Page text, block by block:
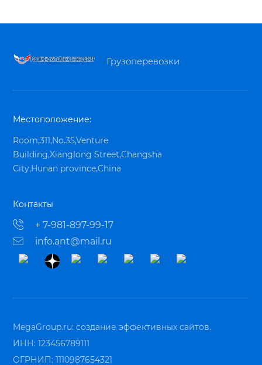
Грузоперевозки
Местоположение:
Room,311,No.35,Venture
Building,Xianglong Street,Changsha
City,Hunan province,China
Контакты
+ 7-981-897-99-17
info.ant@mail.ru
MegaGroup.ru:создание эффективных сайтов.
ИНН: 123456789111
ОГРНИП: 1110987654321